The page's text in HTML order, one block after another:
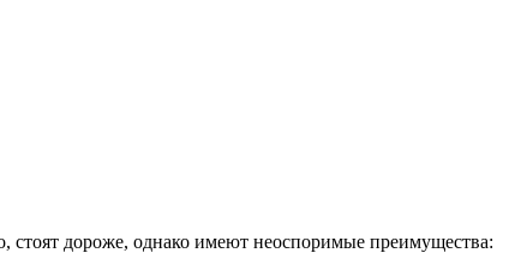
стоят дороже, однако имеют неоспоримые преимущества: